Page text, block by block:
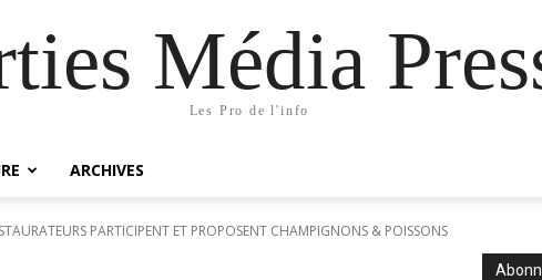
Média
Les Pro de l'info
ARCHIVES
PARTICIPENT ET PROPOSENT CHAMPIGNONS & POISSONS